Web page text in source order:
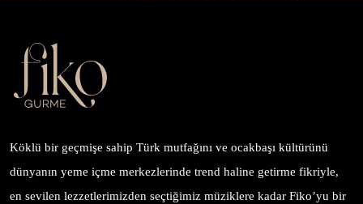
Köklü bir geçmişe sahip Türk mutfağını ve ocakbaşı kültürünü
dünyanın yeme içme merkezlerinde trend haline getirme fikriyle,
en sevilen lezzetlerimizden seçtiğimiz müziklere kadar Fiko’yu bir